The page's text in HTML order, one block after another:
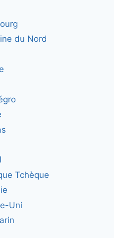
du Nord
Tchèque
Uni